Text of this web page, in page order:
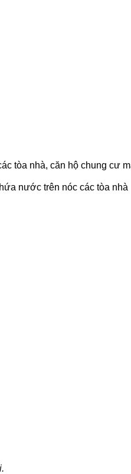
tòa nhà, căn hộ chung cư
nước trên nóc các tòa nhà